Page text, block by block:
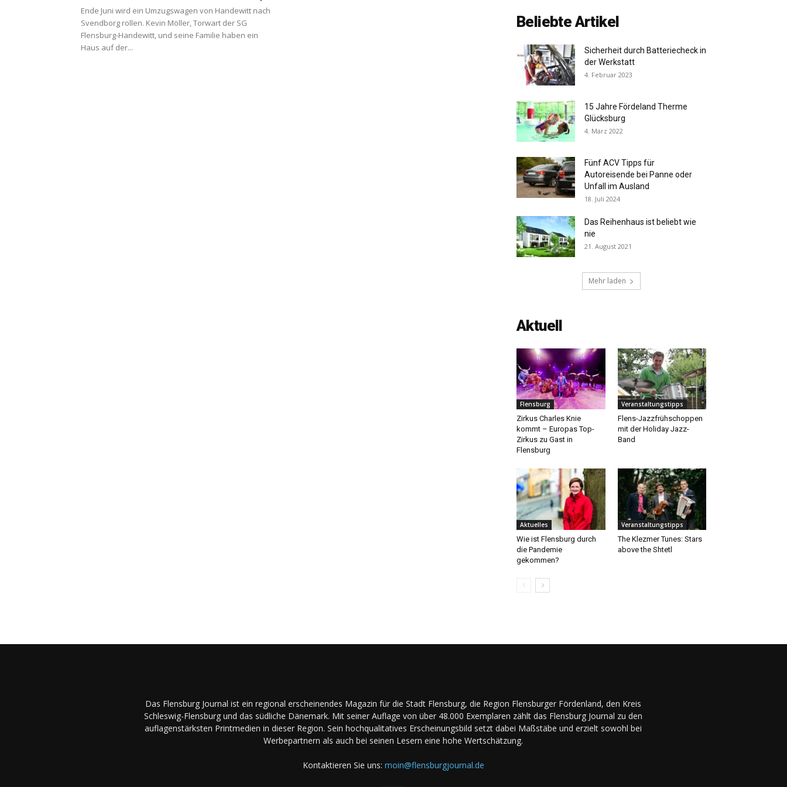
Ende Juni wird ein Umzugswagen von Handewitt nach
Svendborg rollen. Kevin Möller, Torwart der SG
Flensburg-Handewitt, und seine Familie haben ein
Haus auf der...
Beliebte Artikel
Sicherheit durch Batteriecheck in
der Werkstatt
4. Februar 2023
15 Jahre Fördeland Therme
Glücksburg
4. März 2022
Fünf ACV Tipps für
Autoreisende bei Panne oder
Unfall im Ausland
18. Juli 2024
Das Reihenhaus ist beliebt wie
nie
21. August 2021
Mehr laden
Aktuell
Flensburg
Zirkus Charles Knie
kommt – Europas Top-
Zirkus zu Gast in
Flensburg
Veranstaltungstipps
Flens-Jazzfrühschoppen
mit der Holiday Jazz-
Band
Aktuelles
Wie ist Flensburg durch
die Pandemie
gekommen?
Veranstaltungstipps
The Klezmer Tunes: Stars
above the Shtetl
Das Flensburg Journal ist ein regional erscheinendes Magazin für die Stadt Flensburg, die Region Flensburger Fördenland, den Kreis
Schleswig-Flensburg und das südliche Dänemark. Mit seiner Auflage von über 48.000 Exemplaren zählt das Flensburg Journal zu den
auflagenstärksten Printmedien in dieser Region. Sein hochqualitatives Erscheinungsbild setzt dabei Maßstäbe und erzielt sowohl bei
Werbepartnern als auch bei seinen Lesern eine hohe Wertschätzung.
Kontaktieren Sie uns: moin@flensburgjournal.de